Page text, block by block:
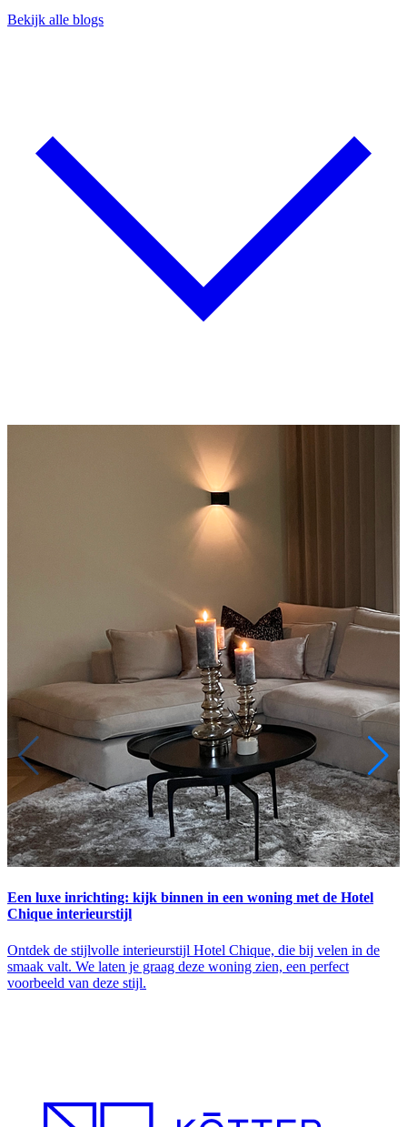
Bekijk alle blogs
Een luxe inrichting: kijk binnen in een woning met de Hotel
Chique interieurstijl
Ontdek de stijlvolle interieurstijl Hotel Chique, die bij velen in de
smaak valt. We laten je graag deze woning zien, een perfect
voorbeeld van deze stijl.